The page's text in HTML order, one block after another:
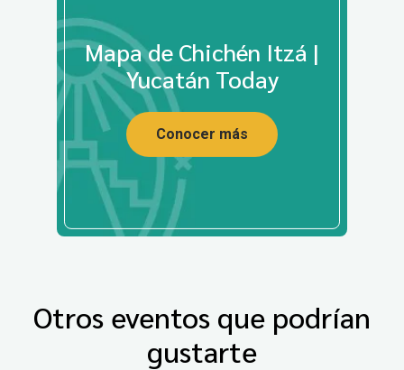
Mapa de Chichén Itzá |
Yucatán Today
Conocer más
Otros eventos que podrían
gustarte